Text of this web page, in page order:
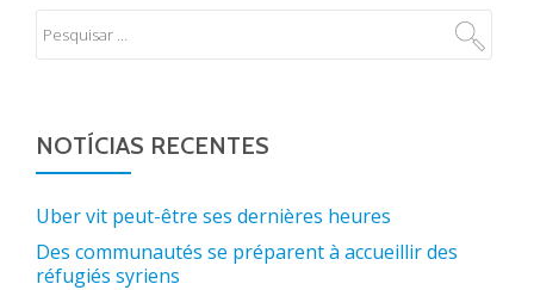
NOTÍCIAS RECENTES
Uber vit peut-être ses dernières heures
Des communautés se préparent à accueillir des
réfugiés syriens